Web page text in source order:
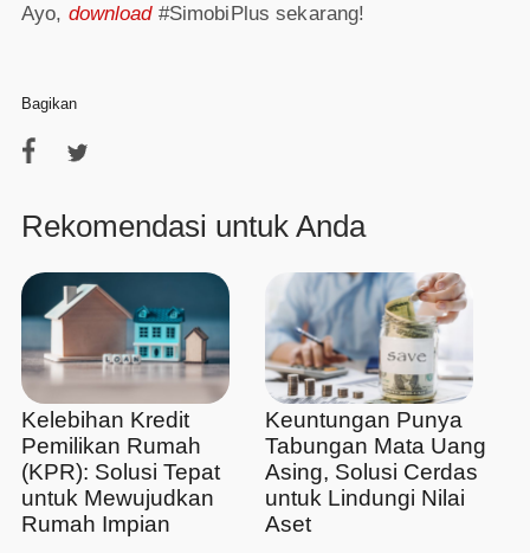
Ayo, download #SimobiPlus sekarang!
Bagikan
Rekomendasi untuk Anda
Kelebihan Kredit
Pemilikan Rumah
(KPR): Solusi Tepat
untuk Mewujudkan
Rumah Impian
Keuntungan Punya
Tabungan Mata Uang
Asing, Solusi Cerdas
untuk Lindungi Nilai
Aset